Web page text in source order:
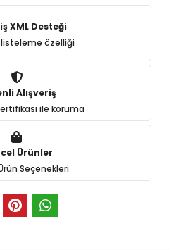
XML Desteği
listeleme özelliği
Alışveriş
ile koruma
Ürünler
Seçenekleri